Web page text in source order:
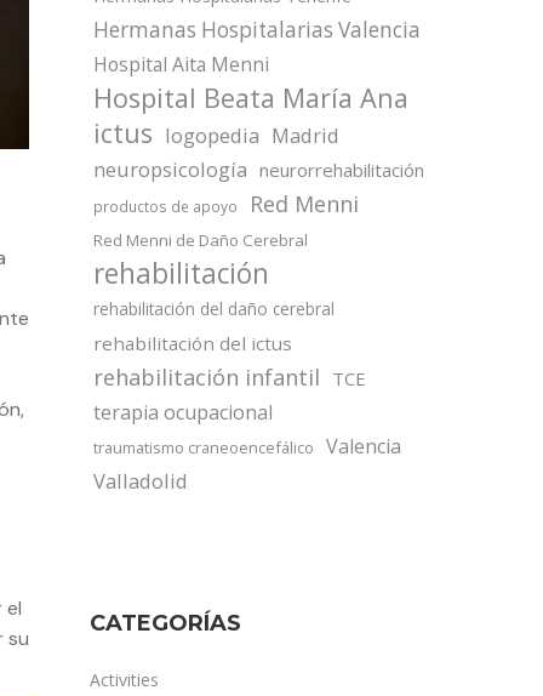
el
su
Hermanas Hospitalarias Valencia
Hospital Aita Menni
Hospital Beata María Ana
ictus logopedia Madrid
neuropsicología neurorrehabilitación
productos de apoyo Red Menni
Red Menni de Daño Cerebral
rehabilitación
rehabilitación del daño cerebral
rehabilitación del ictus
rehabilitación infantil TCE
terapia ocupacional
traumatismo craneoencefálico Valencia
Valladolid
CATEGORÍAS
Activities